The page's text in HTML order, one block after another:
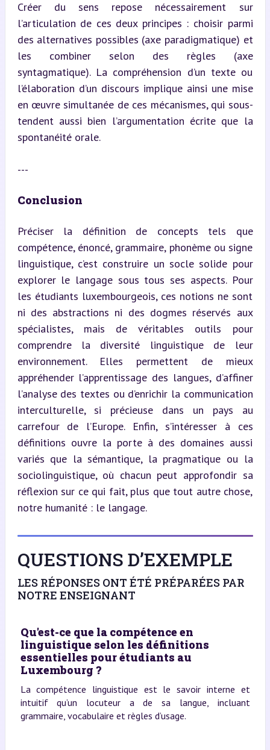
Créer du sens repose nécessairement sur
l’articulation de ces deux principes : choisir parmi
des alternatives possibles (axe paradigmatique) et
les combiner selon des règles (axe
syntagmatique). La compréhension d’un texte ou
l’élaboration d’un discours implique ainsi une mise
en œuvre simultanée de ces mécanismes, qui sous-
tendent aussi bien l’argumentation écrite que la
spontanéité orale.
---
Conclusion
Préciser la définition de concepts tels que
compétence, énoncé, grammaire, phonème ou signe
linguistique, c’est construire un socle solide pour
explorer le langage sous tous ses aspects. Pour
les étudiants luxembourgeois, ces notions ne sont
ni des abstractions ni des dogmes réservés aux
spécialistes, mais de véritables outils pour
comprendre la diversité linguistique de leur
environnement. Elles permettent de mieux
appréhender l’apprentissage des langues, d’affiner
l’analyse des textes ou d’enrichir la communication
interculturelle, si précieuse dans un pays au
carrefour de l’Europe. Enfin, s’intéresser à ces
définitions ouvre la porte à des domaines aussi
variés que la sémantique, la pragmatique ou la
sociolinguistique, où chacun peut approfondir sa
réflexion sur ce qui fait, plus que tout autre chose,
notre humanité : le langage.
QUESTIONS D’EXEMPLE
LES RÉPONSES ONT ÉTÉ PRÉPARÉES PAR
NOTRE ENSEIGNANT
Qu'est-ce que la compétence en
linguistique selon les définitions
essentielles pour étudiants au
Luxembourg ?
La compétence linguistique est le savoir interne et
intuitif qu’un locuteur a de sa langue, incluant
grammaire, vocabulaire et règles d’usage.